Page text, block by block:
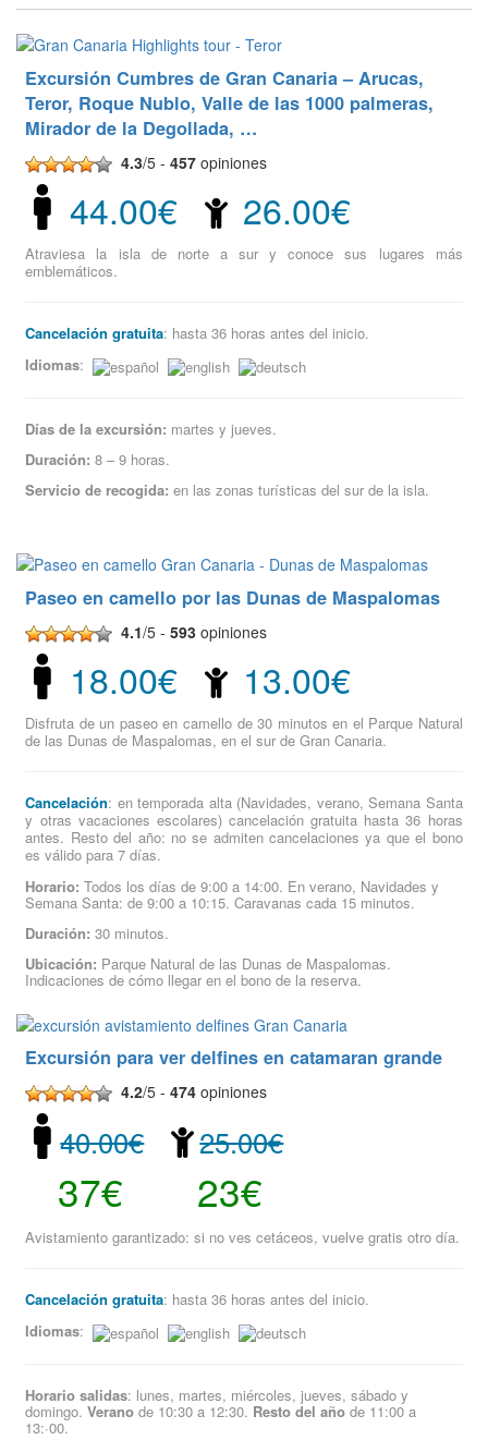
Excursión Cumbres de Gran Canaria – Arucas,
Teror, Roque Nublo, Valle de las 1000 palmeras,
Mirador de la Degollada, …
4.3/5 -457 opiniones
44.00€ 26.00€
Atraviesa la isla de norte a sur y conoce sus lugares más
emblemáticos.
Cancelación gratuita: hasta 36 horas antes del inicio.
Idiomas:
Días de la excursión: martes y jueves.
Duración: 8 – 9 horas.
Servicio de recogida: en las zonas turísticas del sur de la isla.
Paseo en camello por las Dunas de Maspalomas
4.1/5 -593 opiniones
18.00€ 13.00€
Disfruta de un paseo en camello de 30 minutos en el Parque Natural
de las Dunas de Maspalomas, en el sur de Gran Canaria.
Cancelación: en temporada alta (Navidades, verano, Semana Santa
y otras vacaciones escolares) cancelación gratuita hasta 36 horas
antes. Resto del año: no se admiten cancelaciones ya que el bono
es válido para 7 días.
Horario:Todos los días de 9:00 a 14:00. En verano, Navidades y
Semana Santa: de 9:00 a 10:15. Caravanas cada 15 minutos.
Duración: 30 minutos.
Ubicación: Parque Natural de las Dunas de Maspalomas.
Indicaciones de cómo llegar en el bono de la reserva.
Excursión para ver delfines en catamaran grande
4.2/5 -474 opiniones
40.00€
37€
25.00€
23€
Avistamiento garantizado: si no ves cetáceos, vuelve gratis otro día.
Cancelación gratuita: hasta 36 horas antes del inicio.
Idiomas:
Horario salidas: lunes, martes, miércoles, jueves, sábado y
domingo.Verano de 10:30 a 12:30. Resto del año de 11:00 a
13:·00.